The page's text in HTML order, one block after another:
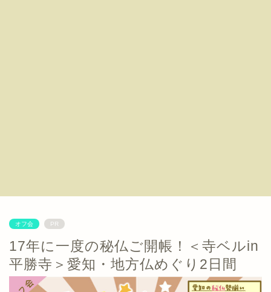
オフ会 PR
17年に一度の秘仏ご開帳！＜寺ベルin
平勝寺＞愛知・地方仏めぐり2日間